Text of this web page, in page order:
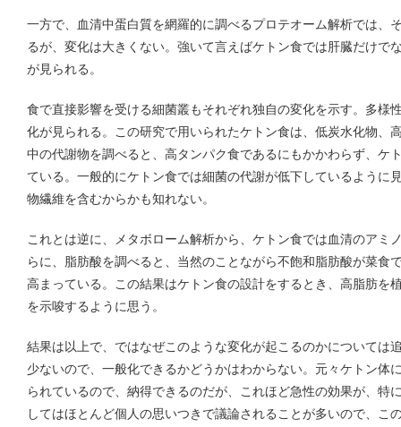
一方で、血清中蛋白質を網羅的に調べるプロテオーム解析では、
るが、変化は大きくない。強いて言えばケトン食では肝臓だけで
が見られる。
食で直接影響を受ける細菌叢もそれぞれ独自の変化を示す。多様
化が見られる。この研究で用いられたケトン食は、低炭水化物、
中の代謝物を調べると、高タンパク食であるにもかかわらず、ケ
ている。一般的にケトン食では細菌の代謝が低下しているように
物繊維を含むからかも知れない。
これとは逆に、メタボローム解析から、ケトン食では血清のアミ
らに、脂肪酸を調べると、当然のことながら不飽和脂肪酸が菜食
高まっている。この結果はケトン食の設計をするとき、高脂肪を
を示唆するように思う。
結果は以上で、ではなぜこのような変化が起こるのかについては
少ないので、一般化できるかどうかはわからない。元々ケトン体
られているので、納得できるのだが、これほど急性の効果が、特
してはほとんど個人の思いつきで議論されることが多いので、こ